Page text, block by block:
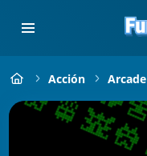
Acción Arcade